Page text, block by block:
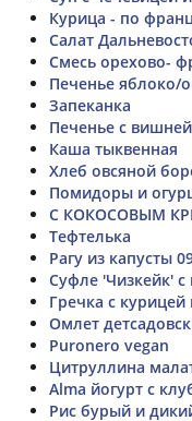
Курица - по
Салат
Смесь орехово-
Печенье яблоко/
Запеканка
Печенье с вишней
Каша тыквенная
Хлеб овсяной
Помидоры и
С КОКОСОВЫМ
Тефтелька
Рагу из капусты
Суфле 'Чизкейк'
Гречка с
Омлет
Puronero vegan
Цитруллина
Alma йогурт с
Рис бурый и